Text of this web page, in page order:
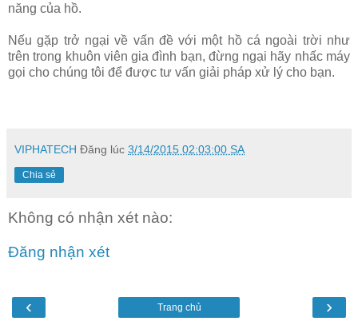
năng của hồ.
Nếu gặp trở ngại về vấn đề với một hồ cá ngoài trời như
trên trong khuôn viên gia đình bạn, đừng ngại hãy nhấc máy
gọi cho chúng tôi để được tư vấn giải pháp xử lý cho bạn.
VIPHATECH Đăng lúc 3/14/2015 02:03:00 SA
Chia sẻ
Không có nhận xét nào:
Đăng nhận xét
‹ ›
Trang chủ